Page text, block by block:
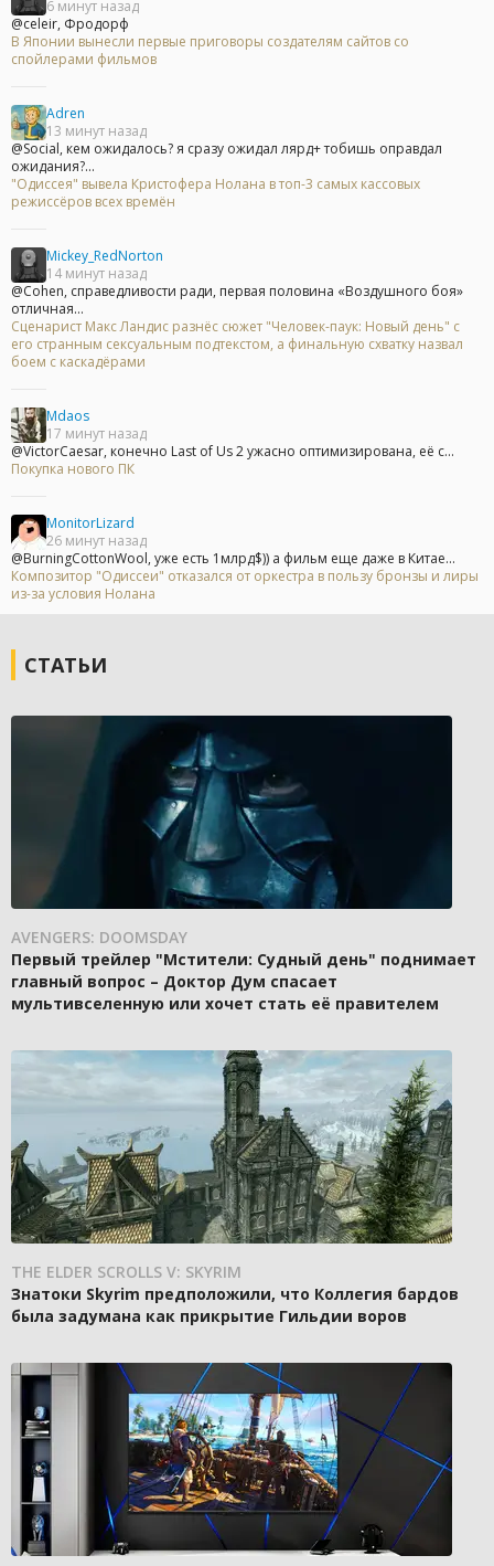
6 минут назад
@celeir, Фродорф
В Японии вынесли первые приговоры создателям сайтов со
спойлерами фильмов
Adren
13 минут назад
@Social, кем ожидалось? я сразу ожидал лярд+ тобишь оправдал
ожидания?...
"Одиссея" вывела Кристофера Нолана в топ-3 самых кассовых
режиссёров всех времён
Mickey_RedNorton
14 минут назад
@Cohen, справедливости ради, первая половина «Воздушного боя»
отличная...
Сценарист Макс Ландис разнёс сюжет "Человек-паук: Новый день" с
его странным сексуальным подтекстом, а финальную схватку назвал
боем с каскадёрами
Mdaos
17 минут назад
@VictorCaesar, конечно Last of Us 2 ужасно оптимизирована, её с...
Покупка нового ПК
MonitorLizard
26 минут назад
@BurningCottonWool, уже есть 1млрд$)) а фильм еще даже в Китае...
Композитор "Одиссеи" отказался от оркестра в пользу бронзы и лиры
из-за условия Нолана
СТАТЬИ
AVENGERS: DOOMSDAY
Первый трейлер "Мстители: Судный день" поднимает
главный вопрос – Доктор Дум спасает
мультивселенную или хочет стать её правителем
THE ELDER SCROLLS V: SKYRIM
Знатоки Skyrim предположили, что Коллегия бардов
была задумана как прикрытие Гильдии воров